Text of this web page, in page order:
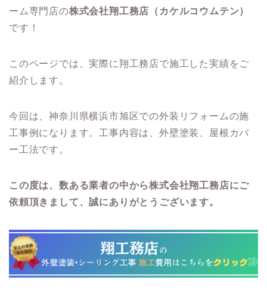
ーム専門店の株式会社翔工務店（カケルコウムテン）
です！
このページでは、実際に翔工務店で施工した実績をご
紹介します。
今回は、神奈川県横浜市旭区での外装リフォームの施
工事例になります。工事内容は、外壁塗装、屋根カバ
ー工法です。
この度は、数ある業者の中から株式会社翔工務店にご
依頼頂きまして、誠にありがとうございます。